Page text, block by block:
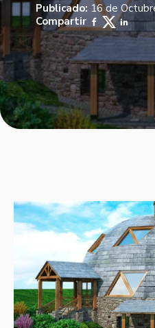
Publicado: 16 de
Compartir